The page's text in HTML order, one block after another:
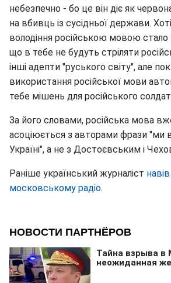
небезпечно - бо це він діє як
на вбивць із сусідньої держави.
володіння російською мовою стало
що в тебе не будуть стріляти
інші адепти "руського світу", але
використання російської мови
тебе мішень для російського
За його словами, російська мова
асоціюється з авторами фрази "ми
Україні", а не з Достоєвським і
Раніше український журналіст
московському радіо.